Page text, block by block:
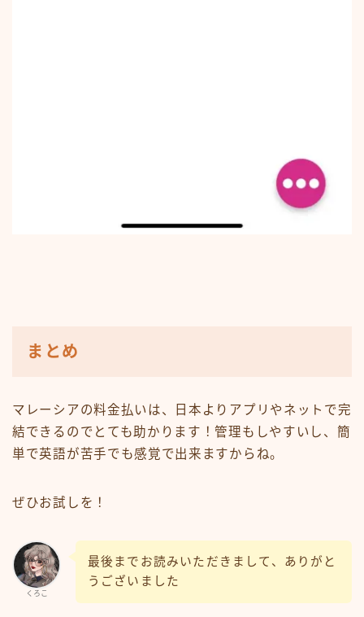
まとめ
マレーシアの料金払いは、日本よりアプリやネットで完
結できるのでとても助かります！管理もしやすいし、簡
単で英語が苦手でも感覚で出来ますからね。
ぜひお試しを！
くろこ
最後までお読みいただきまして、ありがと
うございました